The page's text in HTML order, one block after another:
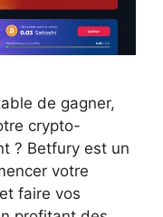
de gagner,
crypto-
? Betfury est un
votre
faire vos